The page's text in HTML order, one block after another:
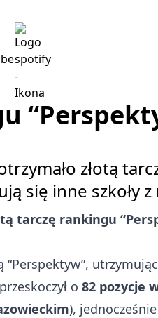
złotą
się inne szkoły
tarczę rankingu
o 82 pozycje
),